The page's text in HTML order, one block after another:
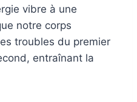
vibre à une
notre corps
troubles du premier
entraînant la